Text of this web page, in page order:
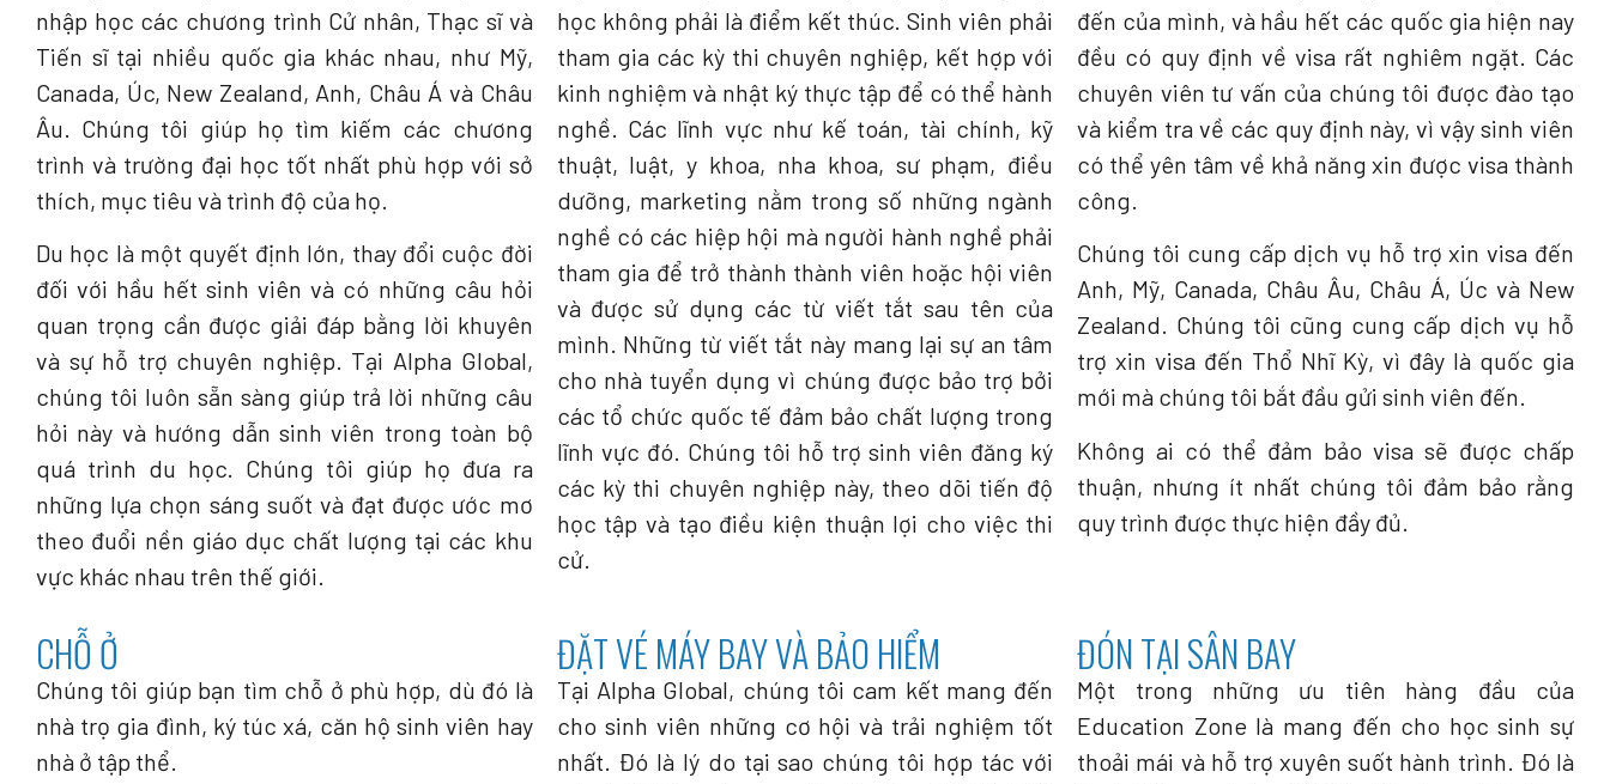
nhập học các chương trình Cử nhân, Thạc sĩ và
Tiến sĩ tại nhiều quốc gia khác nhau, như Mỹ,
Canada, Úc, New Zealand, Anh, Châu Á và Châu
Âu. Chúng tôi giúp họ tìm kiếm các chương
trình và trường đại học tốt nhất phù hợp với sở
thích, mục tiêu và trình độ của họ.
Du học là một quyết định lớn, thay đổi cuộc đời
đối với hầu hết sinh viên và có những câu hỏi
quan trọng cần được giải đáp bằng lời khuyên
và sự hỗ trợ chuyên nghiệp. Tại Alpha Global,
chúng tôi luôn sẵn sàng giúp trả lời những câu
hỏi này và hướng dẫn sinh viên trong toàn bộ
quá trình du học. Chúng tôi giúp họ đưa ra
những lựa chọn sáng suốt và đạt được ước mơ
theo đuổi nền giáo dục chất lượng tại các khu
vực khác nhau trên thế giới.
học không phải là điểm kết thúc. Sinh viên phải
tham gia các kỳ thi chuyên nghiệp, kết hợp với
kinh nghiệm và nhật ký thực tập để có thể hành
nghề. Các lĩnh vực như kế toán, tài chính, kỹ
thuật, luật, y khoa, nha khoa, sư phạm, điều
dưỡng, marketing nằm trong số những ngành
nghề có các hiệp hội mà người hành nghề phải
tham gia để trở thành thành viên hoặc hội viên
và được sử dụng các từ viết tắt sau tên của
mình. Những từ viết tắt này mang lại sự an tâm
cho nhà tuyển dụng vì chúng được bảo trợ bởi
các tổ chức quốc tế đảm bảo chất lượng trong
lĩnh vực đó. Chúng tôi hỗ trợ sinh viên đăng ký
các kỳ thi chuyên nghiệp này, theo dõi tiến độ
học tập và tạo điều kiện thuận lợi cho việc thi
cử.
đến của mình, và hầu hết các quốc gia hiện nay
đều có quy định về visa rất nghiêm ngặt. Các
chuyên viên tư vấn của chúng tôi được đào tạo
và kiểm tra về các quy định này, vì vậy sinh viên
có thể yên tâm về khả năng xin được visa thành
công.
Chúng tôi cung cấp dịch vụ hỗ trợ xin visa đến
Anh, Mỹ, Canada, Châu Âu, Châu Á, Úc và New
Zealand. Chúng tôi cũng cung cấp dịch vụ hỗ
trợ xin visa đến Thổ Nhĩ Kỳ, vì đây là quốc gia
mới mà chúng tôi bắt đầu gửi sinh viên đến.
Không ai có thể đảm bảo visa sẽ được chấp
thuận, nhưng ít nhất chúng tôi đảm bảo rằng
quy trình được thực hiện đầy đủ.
CHỖ Ở
Chúng tôi giúp bạn tìm chỗ ở phù hợp, dù đó là
nhà trọ gia đình, ký túc xá, căn hộ sinh viên hay
nhà ở tập thể.
ĐẶT VÉ MÁY BAY VÀ BẢO HIỂM
Tại Alpha Global, chúng tôi cam kết mang đến
cho sinh viên những cơ hội và trải nghiệm tốt
nhất. Đó là lý do tại sao chúng tôi hợp tác với
ĐÓN TẠI SÂN BAY
Một trong những ưu tiên hàng đầu của
Education Zone là mang đến cho học sinh sự
thoải mái và hỗ trợ xuyên suốt hành trình. Đó là